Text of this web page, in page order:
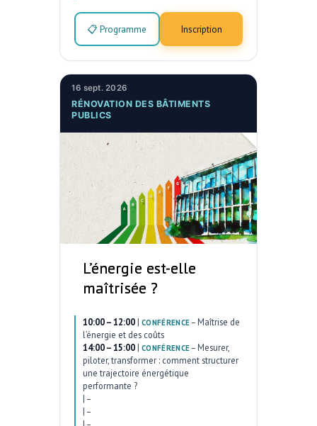
📋 Programme Inscription
16 sept. 2026
RÉNOVATION DES BÂTIMENTS
PUBLICS
L’énergie est-elle
maîtrisée ?
10:00 – 12:00 | CONFÉRENCE – Maîtrise de
l’énergie et des coûts
14:00 – 15:00 | CONFÉRENCE – Mesurer,
piloter, transformer : comment structurer
une trajectoire énergétique
performante ?
| –
| –